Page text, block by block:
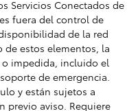
Servicios Conectados de
fuera del control de
de la red
de estos elementos, la
impedida, incluido el
de emergencia.
y están sujetos a
previo aviso. Requiere